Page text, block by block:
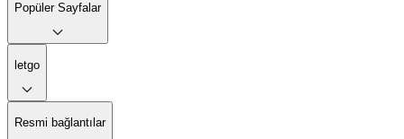
Popüler Sayfalar
letgo
Resmi bağlantılar